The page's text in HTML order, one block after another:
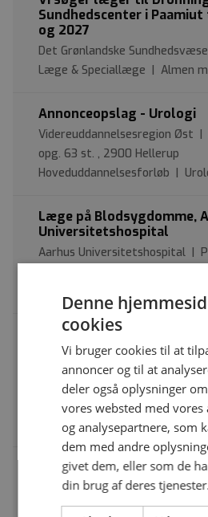
Sundhedscenter i
og 2027
Det Grønlandske
Læge & Speciallæge | Almen
Annonceopslag - Urologi
Videreuddannelsesregion Øst |
opg. 63 st. , 2900 Hellerup
Hoveduddannelsesforløb |
Læge på Blodsygdomme,
Universitetshospital
Aarhus Universitetshospital |
Overlæge og klinisk
Infektionsmedicin, Aalborg
Universitetshospital
Aalborg Universitetshospital |
Gistrup
Overlæge | Intern medicin:
Annonceopslag - Intern
Lungesygdomme
Videreuddannelsesregion Øst
Denne
cookies
Vi bruger cookies til at
annoncer og til at
deler også oplysninger
vores websted med vores
og analysepartnere, som
dem med andre
givet dem, eller som de
din brug af deres